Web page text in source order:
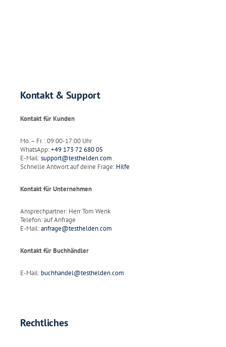
Kontakt & Support
Kontakt für Kunden
Mo. – Fr. : 09:00-17:00 Uhr
WhatsApp:+49 173 72 680 05
E-Mail:support@testhelden.com
Schnelle Antwort auf deine Frage: Hilfe
Kontakt für Unternehmen
Ansprechpartner: Herr Tom Wenk
Telefon: auf Anfrage
E-Mail:anfrage@testhelden.com
Kontakt für Buchhändler
E-Mail: buchhandel@testhelden.com
Rechtliches